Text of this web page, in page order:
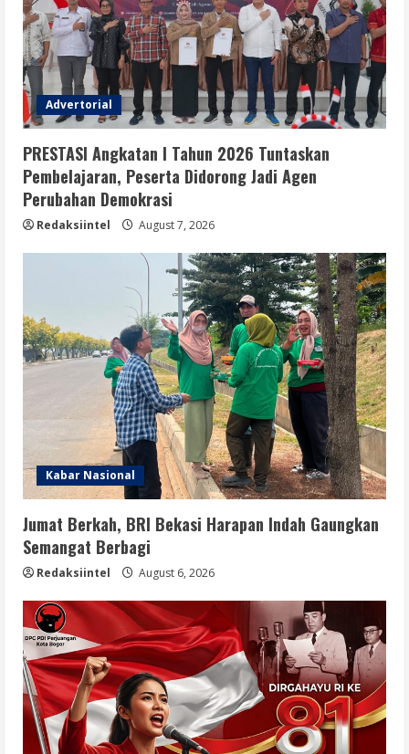
Advertorial
PRESTASI Angkatan I Tahun 2026 Tuntaskan
Pembelajaran, Peserta Didorong Jadi Agen
Perubahan Demokrasi
Redaksiintel August 7, 2026
Kabar Nasional
Jumat Berkah, BRI Bekasi Harapan Indah Gaungkan
Semangat Berbagi
Redaksiintel August 6, 2026